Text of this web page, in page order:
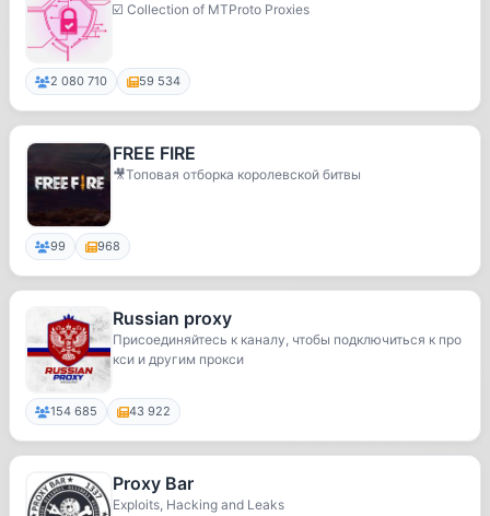
☑️ Collection of MTProto Proxies
2 080 710 59 534
FREE FIRE
🎥Топовая отборка королевской битвы
99 968
Russian proxy
Присоединяйтесь к каналу, чтобы подключиться к про
кси и другим прокси
154 685 43 922
Proxy Bar
Exploits, Hacking and Leaks